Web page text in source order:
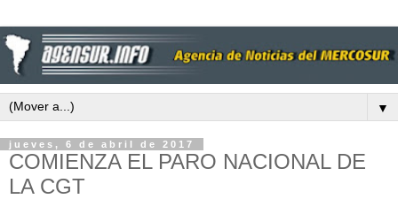
▼
jueves, 6 de abril de 2017
COMIENZA EL PARO NACIONAL DE
LA CGT